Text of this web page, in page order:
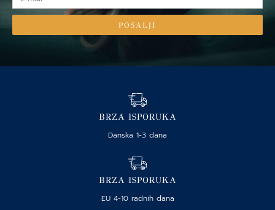
mail
POSALJI
BRZA ISPORUKA
Danska 1-3 dana
BRZA ISPORUKA
EU 4-10 radnih dana